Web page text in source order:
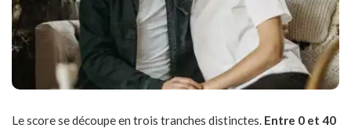
Le score se découpe en trois tranches distinctes. Entre 0 et 40